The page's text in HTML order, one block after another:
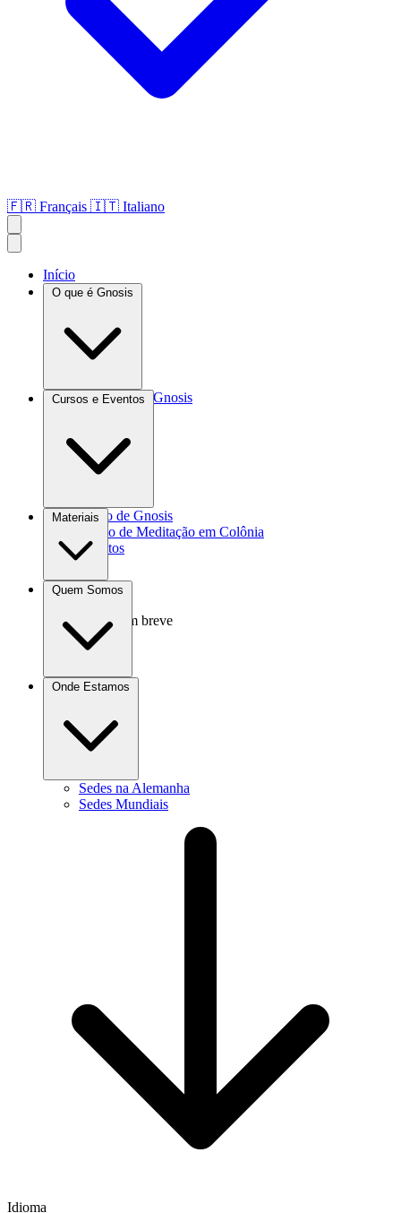
🇫🇷 Français 🇮🇹 Italiano
Início
O que é Gnosis
Introdução à Gnosis
Cursos e Eventos
Curso de Gnosis
Grupo de Meditação em Colônia
Eventos
Materiais
Livros
Áudio
Em breve
Quem Somos
Doações
Onde Estamos
Sedes na Alemanha
Sedes Mundiais
Idioma